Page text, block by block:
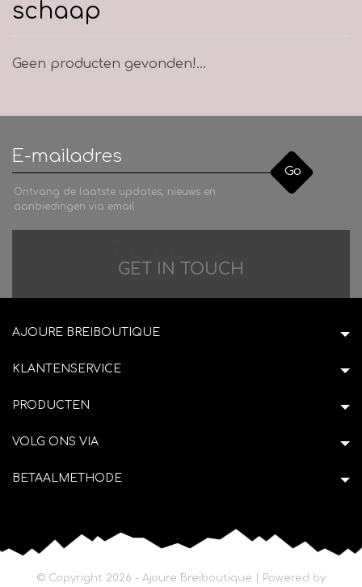
schaap
Geen producten gevonden!...
Go
Ontvang de laatste updates, nieuws en
aanbiedingen via email
GET IN TOUCH
AJOURE BREIBOUTIQUE
KLANTENSERVICE
PRODUCTEN
VOLG ONS VIA
BETAALMETHODE
© Copyright 2026 - Ajoure Breiboutique | Powered by